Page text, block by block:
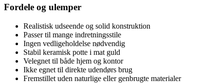
Fordele og ulemper
Realistisk udseende og solid konstruktion
Passer til mange indretningsstile
Ingen vedligeholdelse nødvendig
Stabil keramisk potte i mat guld
Velegnet til både hjem og kontor
Ikke egnet til direkte udendørs brug
Fremstillet uden naturlige eller genbrugte materialer